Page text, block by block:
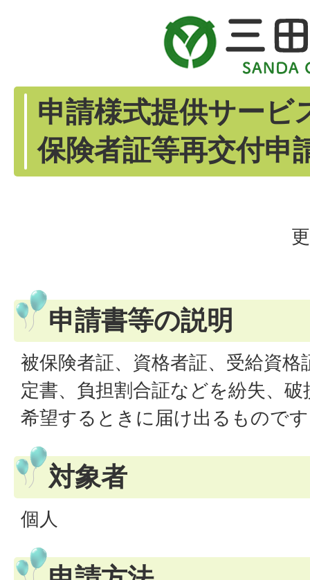
申請様式提供サービ
保険者証等再交付申
申請書等の説明
被保険者証、資格者証、受給資格
定書、負担割合証などを紛失、
希望するときに届け出るもので
対象者
個人